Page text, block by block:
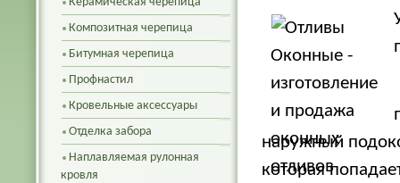
наружный
которая
Композитная черепица
Битумная черепица
Профнастил
Кровельные аксессуары
Отделка забора
Наплавляемая рулонная
кровля